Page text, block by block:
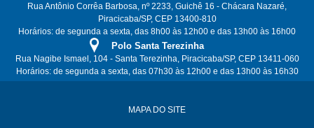
Rua Antônio Corrêa Barbosa, nº 2233, Guichê 16 - Chácara Nazaré,
Piracicaba/SP, CEP 13400-810
Horários: de segunda a sexta, das 8h00 às 12h00 e das 13h00 às 16h00
Polo Santa Terezinha
Rua Nagibe Ismael, 104 - Santa Terezinha, Piracicaba/SP, CEP 13411-060
Horários: de segunda a sexta, das 07h30 às 12h00 e das 13h00 às 16h30
MAPA DO SITE